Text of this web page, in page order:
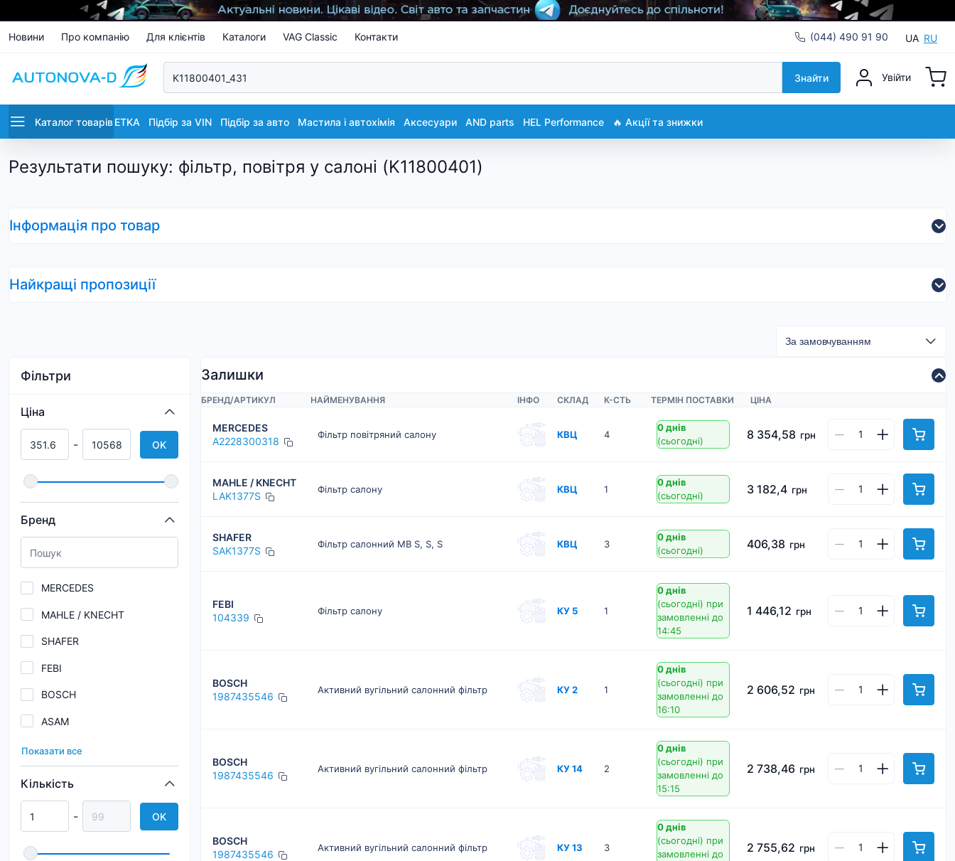
Новини Про компанію Для клієнтів Каталоги VAG Classic Контакти (044) 490 91 90 UA RU
Знайти Увійти
Каталог товарівETKA Підбір за VIN Підбір за авто Мастила і автохімія Аксесуари AND parts HEL Performance 🔥 Акції та знижки
Результати пошуку: фільтр, повітря у салоні (K11800401)
Інформація про товар
Найкращі пропозиції
Фільтри
Ціна
- OK
Бренд
MERCEDES
MAHLE / KNECHT
SHAFER
FEBI
BOSCH
ASAM
Blue Print
HENGST
VIKA
Показати все
Кількість
- OK
Залишки
БРЕНД/АРТИКУЛ НАЙМЕНУВАННЯ ІНФО СКЛАД К-CТЬ ТЕРМІН ПОСТАВКИ ЦІНА
MERCEDES
A2228300318
Фільтр повітряний салону КВЦ 4
0 днів
(сьогодні)
8 354,58 грн
MAHLE / KNECHT
LAK1377S
Фільтр салону КВЦ 1
0 днів
(сьогодні)
3 182,4 грн
SHAFER
SAK1377S
Фільтр салонний MB S, S, S КВЦ 3
0 днів
(сьогодні)
406,38 грн
FEBI
104339
Фільтр салону КУ 5 1
0 днів
(сьогодні) при
замовленні до
14:45
1 446,12 грн
BOSCH
1987435546
Активний вугільний салонний фільтр КУ 2 1
0 днів
(сьогодні) при
замовленні до
16:10
2 606,52 грн
BOSCH
1987435546
Активний вугільний салонний фільтр КУ 14 2
0 днів
(сьогодні) при
замовленні до
15:15
2 738,46 грн
BOSCH
1987435546
Активний вугільний салонний фільтр КУ 13 3
0 днів
(сьогодні) при
замовленні до
2 755,62 грн